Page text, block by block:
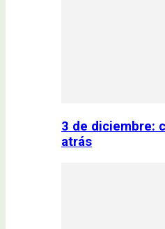
3 de diciembre:
atrás